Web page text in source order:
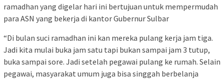
ramadhan yang digelar hari ini bertujuan untuk mempermudah
para ASN yang bekerja di kantor Gubernur Sulbar
“Di bulan suci ramadhan ini kan mereka pulang kerja jam tiga.
Jadi kita mulai buka jam satu tapi bukan sampai jam 3 tutup,
buka sampai sore. Jadi setelah pegawai pulang ke rumah. Selain
pegawai, masyarakat umum juga bisa singgah berbelanja